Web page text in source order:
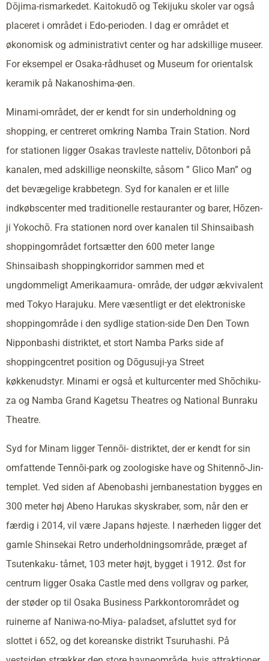
Dōjima-rismarkedet. Kaitokudō og Tekijuku skoler var også
placeret i området i Edo-perioden. I dag er området et
økonomisk og administrativt center og har adskillige museer.
For eksempel er Osaka-rådhuset og Museum for orientalsk
keramik på Nakanoshima-øen.
Minami-området, der er kendt for sin underholdning og
shopping, er centreret omkring Namba Train Station. Nord
for stationen ligger Osakas travleste natteliv, Dōtonbori på
kanalen, med adskillige neonskilte, såsom ” Glico Man” og
det bevægelige krabbetegn. Syd for kanalen er et lille
indkøbscenter med traditionelle restauranter og barer, Hōzen-
ji Yokochō. Fra stationen nord over kanalen til Shinsaibash
shoppingområdet fortsætter den 600 meter lange
Shinsaibash shoppingkorridor sammen med et
ungdommeligt Amerikaamura- område, der udgør ækvivalent
med Tokyo Harajuku. Mere væsentligt er det elektroniske
shoppingområde i den sydlige station-side Den Den Town
Nipponbashi distriktet, et stort Namba Parks side af
shoppingcentret position og Dōgusuji-ya Street
køkkenudstyr. Minami er også et kulturcenter med Shōchiku-
za og Namba Grand Kagetsu Theatres og National Bunraku
Theatre.
Syd for Minam ligger Tennōi- distriktet, der er kendt for sin
omfattende Tennōi-park og zoologiske have og Shitennō-Jin-
templet. Ved siden af Abenobashi jernbanestation bygges en
300 meter høj Abeno Harukas skyskraber, som, når den er
færdig i 2014, vil være Japans højeste. I nærheden ligger det
gamle Shinsekai Retro underholdningsområde, præget af
Tsutenkaku- tårnet, 103 meter højt, bygget i 1912. Øst for
centrum ligger Osaka Castle med dens vollgrav og parker,
der støder op til Osaka Business Parkkontorområdet og
ruinerne af Naniwa-no-Miya- paladset, afsluttet syd for
slottet i 652, og det koreanske distrikt Tsuruhashi. På